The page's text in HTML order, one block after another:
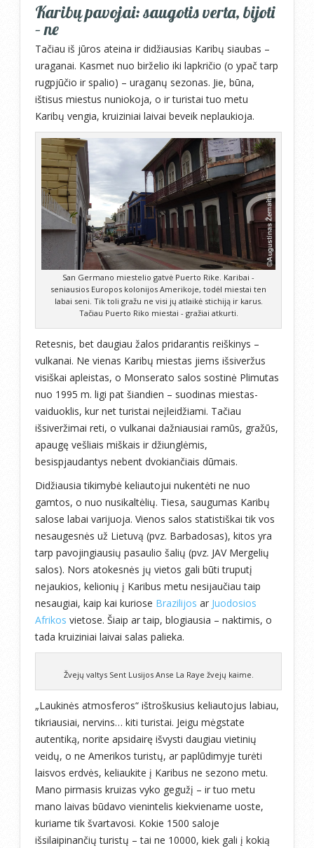
Karibų pavojai: saugotis verta, bijoti
– ne
Tačiau iš jūros ateina ir didžiausias Karibų siaubas –
uraganai. Kasmet nuo birželio iki lapkričio (o ypač tarp
rugpjūčio ir spalio) – uraganų sezonas. Jie, būna,
ištisus miestus nuniokoja, o ir turistai tuo metu
Karibų vengia, kruiziniai laivai beveik neplaukioja.
San Germano miestelio gatvė Puerto Rike. Karibai -
seniausios Europos kolonijos Amerikoje, todėl miestai ten
labai seni. Tik toli gražu ne visi jų atlaikė stichiją ir karus.
Tačiau Puerto Riko miestai - gražiai atkurti.
Retesnis, bet daugiau žalos pridarantis reiškinys –
vulkanai. Ne vienas Karibų miestas jiems išsiveržus
visiškai apleistas, o Monserato salos sostinė Plimutas
nuo 1995 m. ligi pat šiandien – suodinas miestas-
vaiduoklis, kur net turistai neįleidžiami. Tačiau
išsiveržimai reti, o vulkanai dažniausiai ramūs, gražūs,
apaugę vešliais miškais ir džiunglėmis,
besispjaudantys nebent dvokiančiais dūmais.
Didžiausia tikimybė keliautojui nukentėti ne nuo
gamtos, o nuo nusikaltėlių. Tiesa, saugumas Karibų
salose labai varijuoja. Vienos salos statistiškai tik vos
nesaugesnės už Lietuvą (pvz. Barbadosas), kitos yra
tarp pavojingiausių pasaulio šalių (pvz. JAV Mergelių
salos). Nors atokesnės jų vietos gali būti truputį
nejaukios, kelionių į Karibus metu nesijaučiau taip
nesaugiai, kaip kai kuriose Brazilijos ar Juodosios
Afrikos vietose. Šiaip ar taip, blogiausia – naktimis, o
tada kruiziniai laivai salas palieka.
Žvejų valtys Sent Lusijos Anse La Raye žvejų kaime.
„Laukinės atmosferos“ ištroškusius keliautojus labiau,
tikriausiai, nervins… kiti turistai. Jeigu mėgstate
autentiką, norite apsidairę išvysti daugiau vietinių
veidų, o ne Amerikos turistų, ar paplūdimyje turėti
laisvos erdvės, keliaukite į Karibus ne sezono metu.
Mano pirmasis kruizas vyko gegužį – ir tuo metu
mano laivas būdavo vienintelis kiekviename uoste,
kuriame tik švartavosi. Kokie 1500 saloje
išsilaipinančių turistų – tai ne 10000, kiek gali į kokią